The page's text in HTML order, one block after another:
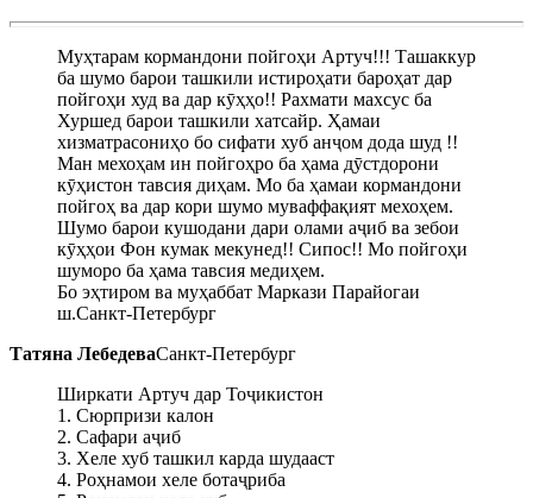
Муҳтарам кормандони пойгоҳи Артуч!!! Ташаккур
ба шумо барои ташкили истироҳати бароҳат дар
пойгоҳи худ ва дар кӯҳҳо!! Рахмати махсус ба
Хуршед барои ташкили хатсайр. Ҳамаи
хизматрасониҳо бо сифати хуб анҷом дода шуд !!
Ман мехоҳам ин пойгоҳро ба ҳама дӯстдорони
кӯҳистон тавсия диҳам. Мо ба ҳамаи кормандони
пойгоҳ ва дар кори шумо муваффақият мехоҳем.
Шумо барои кушодани дари олами аҷиб ва зебои
кӯҳҳои Фон кумак мекунед!! Сипос!! Мо пойгоҳи
шуморо ба ҳама тавсия медиҳем.
Бо эҳтиром ва муҳаббат Маркази Парайогаи
ш.Санкт-Петербург
Татяна ЛебедеваСанкт-Петербург
Ширкати Артуч дар Тоҷикистон
1. Сюрпризи калон
2. Сафари аҷиб
3. Хеле хуб ташкил карда шудааст
4. Роҳнамои хеле ботаҷриба